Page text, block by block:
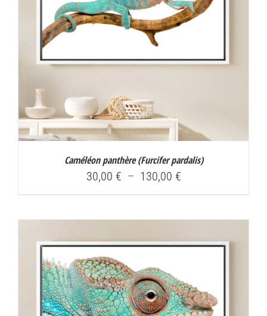
Caméléon panthère (Furcifer pardalis)
30,00 € – 130,00 €Plage
à